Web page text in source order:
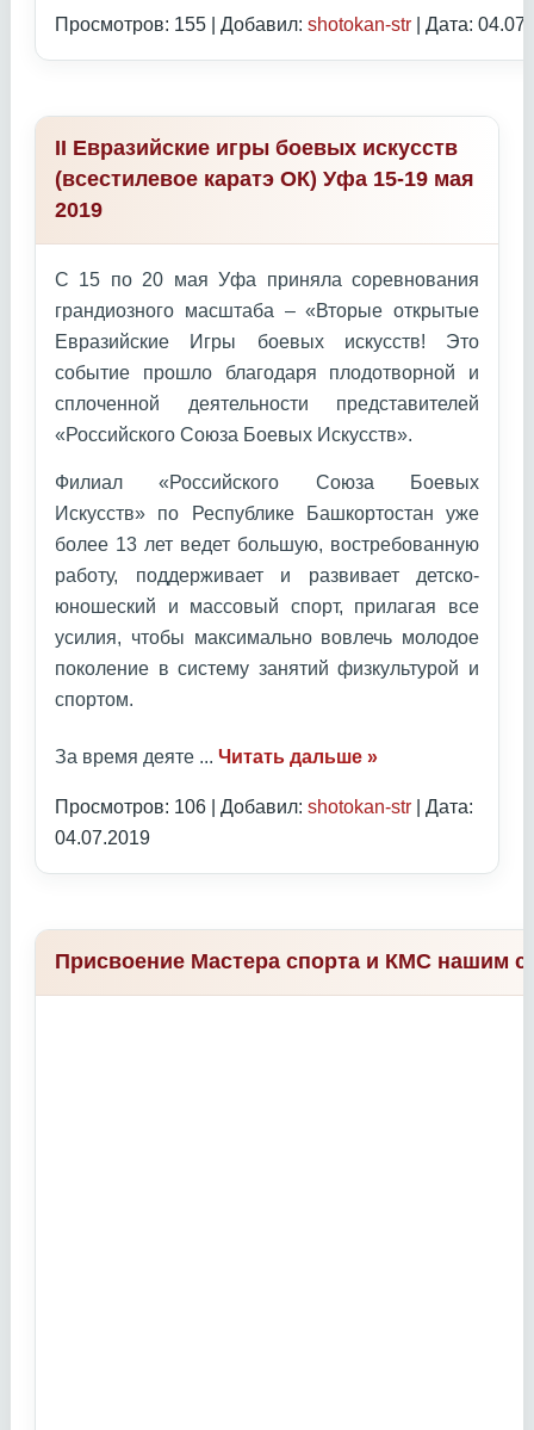
Просмотров: 155 | Добавил: shotokan-str | Дата:
II Евразийские игры боевых искусств
(всестилевое каратэ ОК) Уфа 15-19 мая
2019
С 15 по 20 мая Уфа приняла соревнования
грандиозного масштаба – «Вторые открытые
Евразийские Игры боевых искусств! Это
событие прошло благодаря плодотворной и
сплоченной деятельности представителей
«Российского Союза Боевых Искусств».
Филиал «Российского Союза Боевых
Искусств» по Республике Башкортостан уже
более 13 лет ведет большую, востребованную
работу, поддерживает и развивает детско-
юношеский и массовый спорт, прилагая все
усилия, чтобы максимально вовлечь молодое
поколение в систему занятий физкультурой и
спортом.
За время деяте ... Читать дальше »
Просмотров: 106 | Добавил: shotokan-str | Дата:
04.07.2019
Присвоение Мастера спорта и КМС нашим